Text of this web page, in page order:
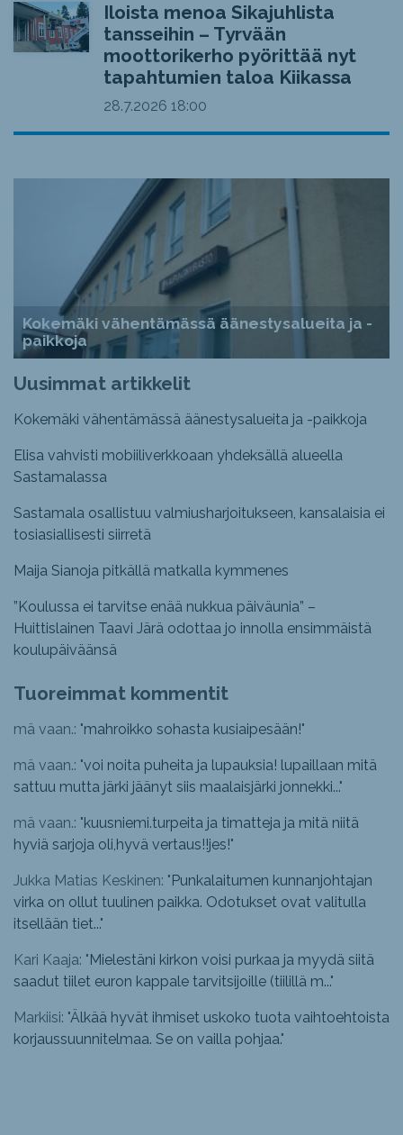
Iloista menoa Sikajuhlista
tansseihin – Tyrvään
moottorikerho pyörittää nyt
tapahtumien taloa Kiikassa
28.7.2026 18:00
Kokemäki vähentämässä äänestysalueita ja -
paikkoja
Uusimmat artikkelit
Kokemäki vähentämässä äänestysalueita ja -paikkoja
Elisa vahvisti mobiiliverkkoaan yhdeksällä alueella
Sastamalassa
Sastamala osallistuu valmiusharjoitukseen, kansalaisia ei
tosiasiallisesti siirretä
Maija Sianoja pitkällä matkalla kymmenes
”Koulussa ei tarvitse enää nukkua päiväunia” –
Huittislainen Taavi Järä odottaa jo innolla ensimmäistä
koulupäiväänsä
Tuoreimmat kommentit
mä vaan.: "mahroikko sohasta kusiaipesään!"
mä vaan.: "voi noita puheita ja lupauksia! lupaillaan mitä
sattuu mutta järki jäänyt siis maalaisjärki jonnekki..."
mä vaan.: "kuusniemi.turpeita ja timatteja ja mitä niitä
hyviä sarjoja oli,hyvä vertaus!!jes!"
Jukka Matias Keskinen: "Punkalaitumen kunnanjohtajan
virka on ollut tuulinen paikka. Odotukset ovat valitulla
itsellään tiet..."
Kari Kaaja: "Mielestäni kirkon voisi purkaa ja myydä siitä
saadut tiilet euron kappale tarvitsijoille (tiilillä m..."
Markiisi: "Älkää hyvät ihmiset uskoko tuota vaihtoehtoista
korjaussuunnitelmaa. Se on vailla pohjaa."